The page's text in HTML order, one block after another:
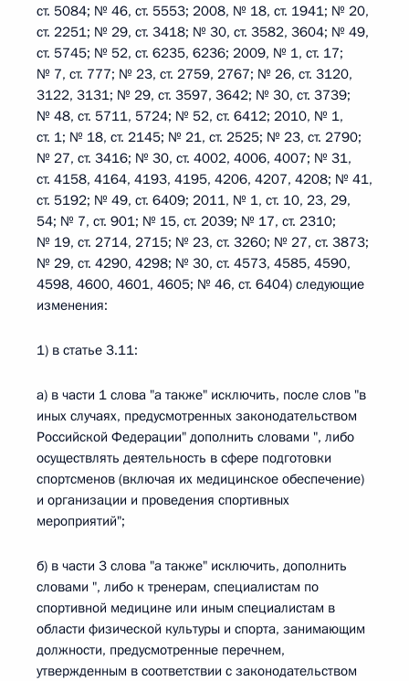
ст. 5084; № 46, ст. 5553; 2008, № 18, ст. 1941; № 20,
ст. 2251; № 29, ст. 3418; № 30, ст. 3582, 3604; № 49,
ст. 5745; № 52, ст. 6235, 6236; 2009, № 1, ст. 17;
№ 7, ст. 777; № 23, ст. 2759, 2767; № 26, ст. 3120,
3122, 3131; № 29, ст. 3597, 3642; № 30, ст. 3739;
№ 48, ст. 5711, 5724; № 52, ст. 6412; 2010, № 1,
ст. 1; № 18, ст. 2145; № 21, ст. 2525; № 23, ст. 2790;
№ 27, ст. 3416; № 30, ст. 4002, 4006, 4007; № 31,
ст. 4158, 4164, 4193, 4195, 4206, 4207, 4208; № 41,
ст. 5192; № 49, ст. 6409; 2011, № 1, ст. 10, 23, 29,
54; № 7, ст. 901; № 15, ст. 2039; № 17, ст. 2310;
№ 19, ст. 2714, 2715; № 23, ст. 3260; № 27, ст. 3873;
№ 29, ст. 4290, 4298; № 30, ст. 4573, 4585, 4590,
4598, 4600, 4601, 4605; № 46, ст. 6404) следующие
изменения:
1) в статье 3.11:
а) в части 1 слова "а также" исключить, после слов "в
иных случаях, предусмотренных законодательством
Российской Федерации" дополнить словами ", либо
осуществлять деятельность в сфере подготовки
спортсменов (включая их медицинское обеспечение)
и организации и проведения спортивных
мероприятий";
б) в части 3 слова "а также" исключить, дополнить
словами ", либо к тренерам, специалистам по
спортивной медицине или иным специалистам в
области физической культуры и спорта, занимающим
должности, предусмотренные перечнем,
утвержденным в соответствии с законодательством